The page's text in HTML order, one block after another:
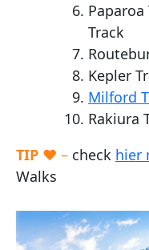
Track
Kepler
Milford
Rakiura
TIP ♥ – check hier
Walks